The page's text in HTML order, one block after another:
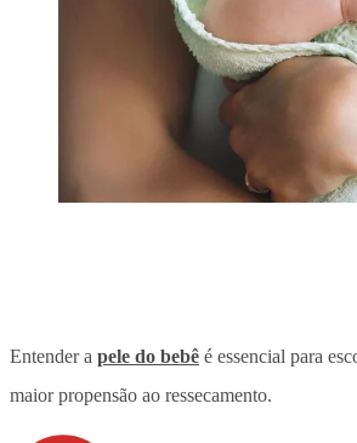
Entender a pele do bebê é essencial para
maior propensão ao ressecamento.